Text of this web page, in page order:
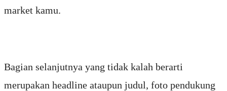
market kamu.
Bagian selanjutnya yang tidak kalah berarti
merupakan headline ataupun judul, foto pendukung